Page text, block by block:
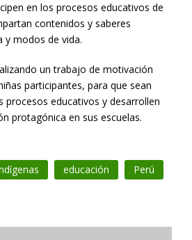
en los procesos educativos de
contenidos y saberes
y modos de vida.
un trabajo de motivación
participantes, para que sean
procesos educativos y desarrollen
protagónica en sus escuelas.
educación
Perú